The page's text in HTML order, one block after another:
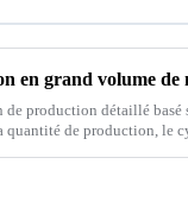
production détaillé basé